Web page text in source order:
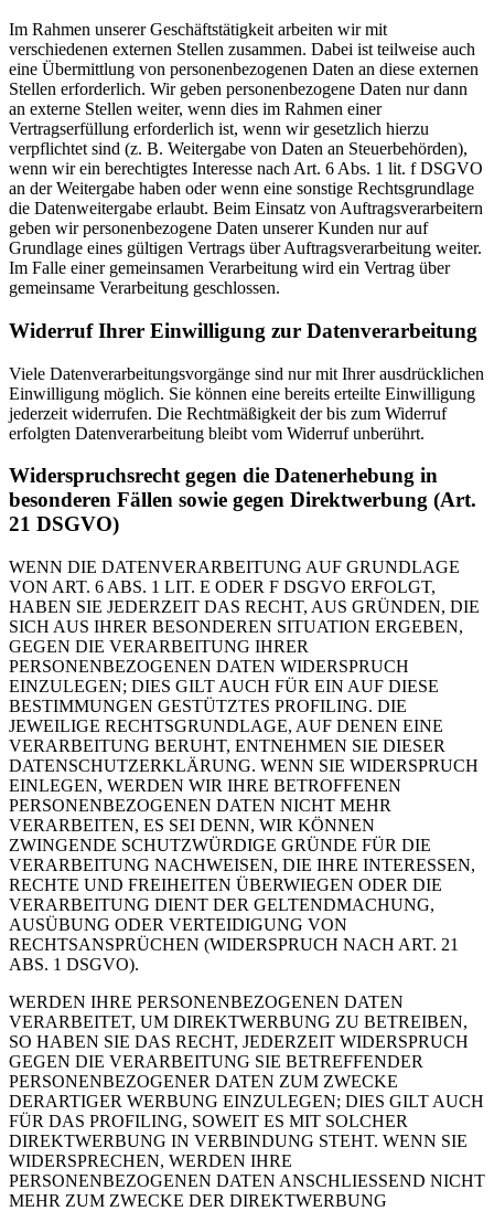
Im Rahmen unserer Geschäftstätigkeit arbeiten wir mit
verschiedenen externen Stellen zusammen. Dabei ist teilweise auch
eine Übermittlung von personenbezogenen Daten an diese externen
Stellen erforderlich. Wir geben personenbezogene Daten nur dann
an externe Stellen weiter, wenn dies im Rahmen einer
Vertragserfüllung erforderlich ist, wenn wir gesetzlich hierzu
verpflichtet sind (z. B. Weitergabe von Daten an Steuerbehörden),
wenn wir ein berechtigtes Interesse nach Art. 6 Abs. 1 lit. f DSGVO
an der Weitergabe haben oder wenn eine sonstige Rechtsgrundlage
die Datenweitergabe erlaubt. Beim Einsatz von Auftragsverarbeitern
geben wir personenbezogene Daten unserer Kunden nur auf
Grundlage eines gültigen Vertrags über Auftragsverarbeitung weiter.
Im Falle einer gemeinsamen Verarbeitung wird ein Vertrag über
gemeinsame Verarbeitung geschlossen.
Widerruf Ihrer Einwilligung zur Datenverarbeitung
Viele Datenverarbeitungsvorgänge sind nur mit Ihrer ausdrücklichen
Einwilligung möglich. Sie können eine bereits erteilte Einwilligung
jederzeit widerrufen. Die Rechtmäßigkeit der bis zum Widerruf
erfolgten Datenverarbeitung bleibt vom Widerruf unberührt.
Widerspruchsrecht gegen die Datenerhebung in
besonderen Fällen sowie gegen Direktwerbung (Art.
21 DSGVO)
WENN DIE DATENVERARBEITUNG AUF GRUNDLAGE
VON ART. 6 ABS. 1 LIT. E ODER F DSGVO ERFOLGT,
HABEN SIE JEDERZEIT DAS RECHT, AUS GRÜNDEN, DIE
SICH AUS IHRER BESONDEREN SITUATION ERGEBEN,
GEGEN DIE VERARBEITUNG IHRER
PERSONENBEZOGENEN DATEN WIDERSPRUCH
EINZULEGEN; DIES GILT AUCH FÜR EIN AUF DIESE
BESTIMMUNGEN GESTÜTZTES PROFILING. DIE
JEWEILIGE RECHTSGRUNDLAGE, AUF DENEN EINE
VERARBEITUNG BERUHT, ENTNEHMEN SIE DIESER
DATENSCHUTZERKLÄRUNG. WENN SIE WIDERSPRUCH
EINLEGEN, WERDEN WIR IHRE BETROFFENEN
PERSONENBEZOGENEN DATEN NICHT MEHR
VERARBEITEN, ES SEI DENN, WIR KÖNNEN
ZWINGENDE SCHUTZWÜRDIGE GRÜNDE FÜR DIE
VERARBEITUNG NACHWEISEN, DIE IHRE INTERESSEN,
RECHTE UND FREIHEITEN ÜBERWIEGEN ODER DIE
VERARBEITUNG DIENT DER GELTENDMACHUNG,
AUSÜBUNG ODER VERTEIDIGUNG VON
RECHTSANSPRÜCHEN (WIDERSPRUCH NACH ART. 21
ABS. 1 DSGVO).
WERDEN IHRE PERSONENBEZOGENEN DATEN
VERARBEITET, UM DIREKTWERBUNG ZU BETREIBEN,
SO HABEN SIE DAS RECHT, JEDERZEIT WIDERSPRUCH
GEGEN DIE VERARBEITUNG SIE BETREFFENDER
PERSONENBEZOGENER DATEN ZUM ZWECKE
DERARTIGER WERBUNG EINZULEGEN; DIES GILT AUCH
FÜR DAS PROFILING, SOWEIT ES MIT SOLCHER
DIREKTWERBUNG IN VERBINDUNG STEHT. WENN SIE
WIDERSPRECHEN, WERDEN IHRE
PERSONENBEZOGENEN DATEN ANSCHLIESSEND NICHT
MEHR ZUM ZWECKE DER DIREKTWERBUNG